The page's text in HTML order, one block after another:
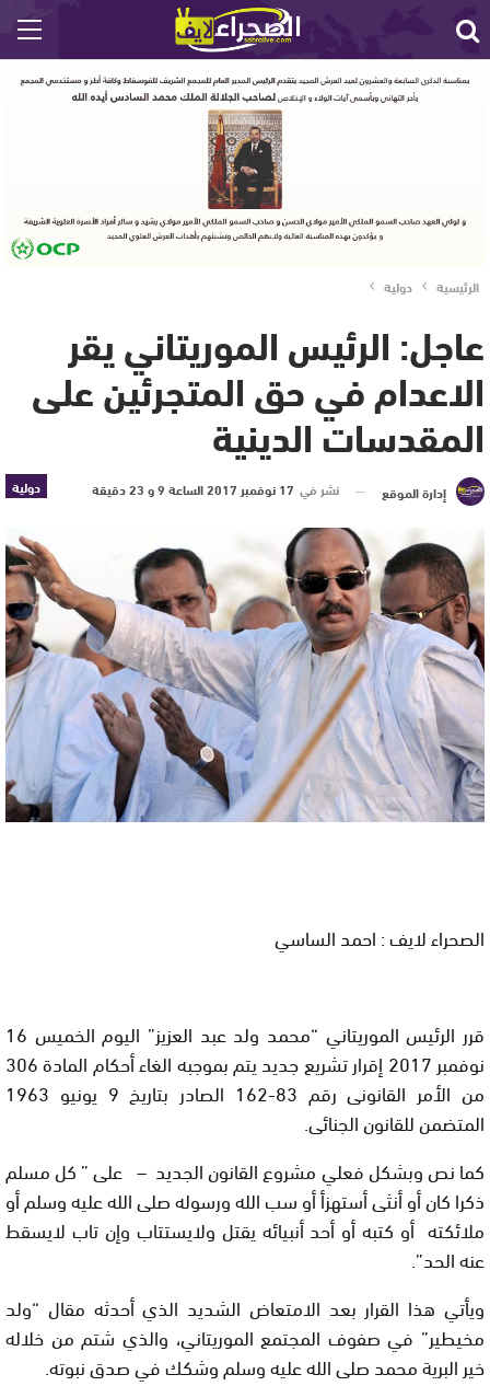
الرئيسية دولية
عاجل: الرئيس الموريتاني يقر
الاعدام في حق المتجرئين على
المقدسات الدينية
دولية إدارة الموقع نشر في 17 نوفمبر 2017 الساعة 9 و 23 دقيقة
الصحراء لايف : احمد الساسي
قرر الرئيس الموريتاني “محمد ولد عبد العزيز” اليوم الخميس 16
نوفمبر 2017 إقرار تشريع جديد يتم بموجبه الغاء أحكام المادة 306
من الأمر القانونى رقم 83-162 الصادر بتاريخ 9 يونيو 1963
المتضمن للقانون الجنائى.
كما نص وبشكل فعلي مشروع القانون الجديد – على ” كل مسلم
ذكرا كان أو أنثى أستهزأ أو سب الله ورسوله صلى الله عليه وسلم أو
ملائكته أو كتبه أو أحد أنبيائه يقتل ولايستتاب وإن تاب لايسقط
عنه الحد”.
ويأتي هذا القرار بعد الامتعاض الشديد الذي أحدثه مقال “ولد
مخيطير” في صفوف المجتمع الموريتاني، والذي شتم من خلاله
خير البرية محمد صلى الله عليه وسلم وشكك في صدق نبوته.